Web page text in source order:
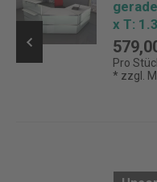
x T:
Pro
* zzgl.